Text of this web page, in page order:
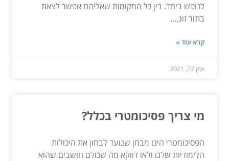
לנופש ביחד. בין כל המקומות שאליהם אפשר לצאת
בתור זוג,...
קרא עוד »
אוק 27, 2021
מי צריך פסיכומטרי בכלל?
הפסיכומטרי הינו מבחן שנועד לבחון את היכולות
הלימודיות שלנו ולאו דווקא מה שכולם חושבים שהוא